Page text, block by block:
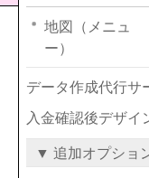
地図（メニュ
ー）
データ作成代行サ
入金確認後デザイ
▼ 追加オプショ